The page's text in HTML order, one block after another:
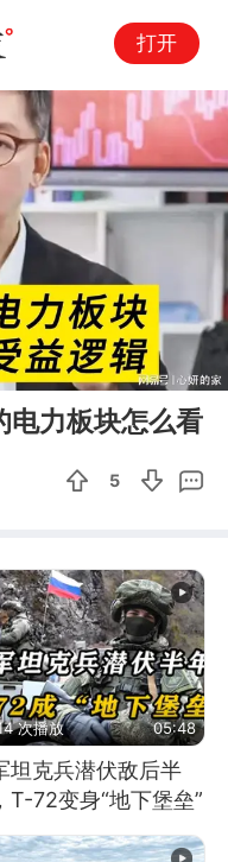
打开
02:47
电力板块怎么看
5
次播放 05:48
坦克兵潜伏敌后半
T-72变身“地下堡垒”